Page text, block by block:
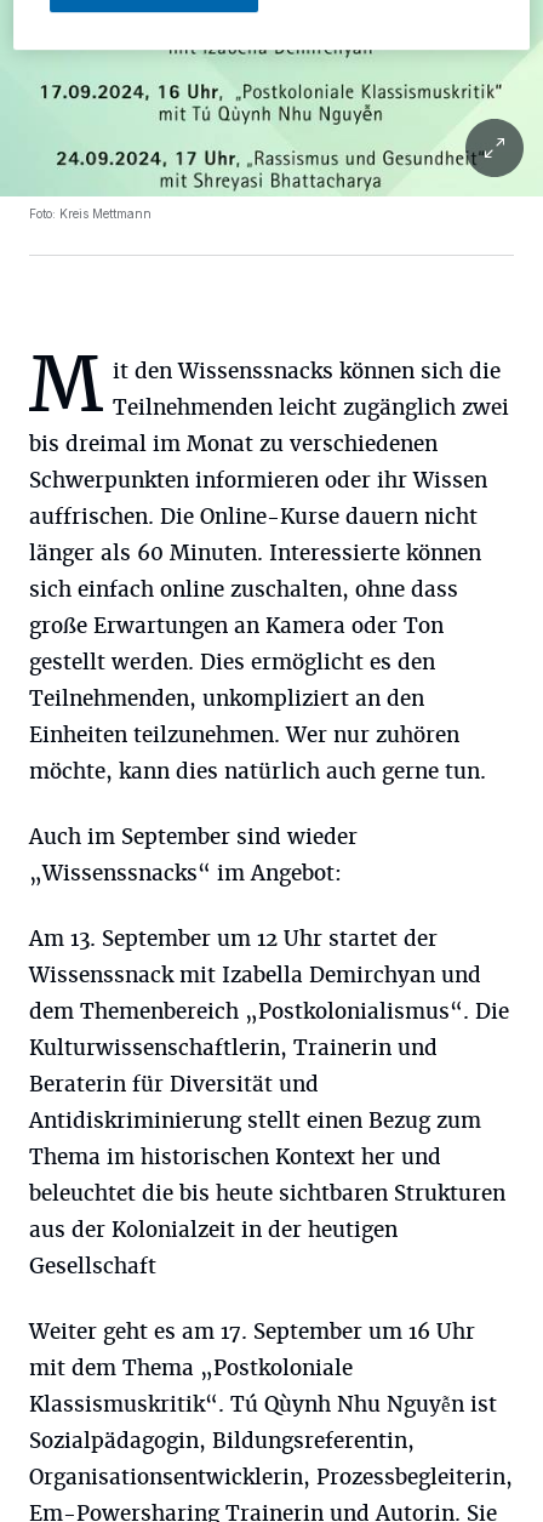
Foto: Kreis Mettmann
M it den Wissenssnacks können sich die
Teilnehmenden leicht zugänglich zwei
bis dreimal im Monat zu verschiedenen
Schwerpunkten informieren oder ihr Wissen
auffrischen. Die Online-Kurse dauern nicht
länger als 60 Minuten. Interessierte können
sich einfach online zuschalten, ohne dass
große Erwartungen an Kamera oder Ton
gestellt werden. Dies ermöglicht es den
Teilnehmenden, unkompliziert an den
Einheiten teilzunehmen. Wer nur zuhören
möchte, kann dies natürlich auch gerne tun.
Auch im September sind wieder
„Wissenssnacks“ im Angebot:
Am 13. September um 12 Uhr startet der
Wissenssnack mit Izabella Demirchyan und
dem Themenbereich „Postkolonialismus“. Die
Kulturwissenschaftlerin, Trainerin und
Beraterin für Diversität und
Antidiskriminierung stellt einen Bezug zum
Thema im historischen Kontext her und
beleuchtet die bis heute sichtbaren Strukturen
aus der Kolonialzeit in der heutigen
Gesellschaft
Weiter geht es am 17. September um 16 Uhr
mit dem Thema „Postkoloniale
Klassismuskritik“. Tú Qùynh Nhu Nguyễn ist
Sozialpädagogin, Bildungsreferentin,
Organisationsentwicklerin, Prozessbegleiterin,
Em-Powersharing Trainerin und Autorin. Sie